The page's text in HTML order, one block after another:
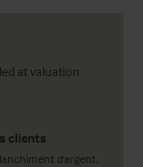
at valuation
clients
d'argent,